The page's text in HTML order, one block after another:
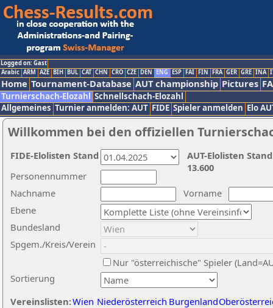
Logged on: Gast
Arabic ARM AZE BIH BUL CAT CHN CRO CZE DEN ENG ESP FAI FIN FRA GER GRE INA
Home Tournament-Database AUT championship Pictures
Turnierschach-Elozahl Schnellschach-Elozahl
Allgemeines Turnier anmelden: AUT FIDE Spieler anmelden Elo
Willkommen bei den offiziellen
Nachname
Vorname
Ebene
Sortierung
Personennummer
Bundesland
Spgem./Kreis/Verein
Nur "österreichische" Spieler
Vereinslisten:Wien Niederösterreich Burgenland
AUT-Elolisten
13.600
FIDE-Elolisten Stand